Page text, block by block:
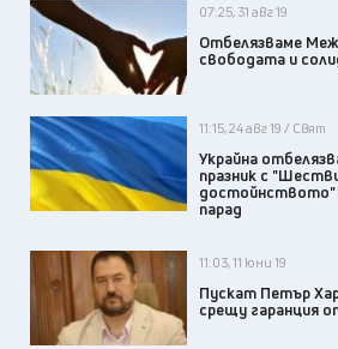
07:25, 31 авг 19
Отбелязваме
свободата и
11:15, 24 авг 19 / Свят
Украйна
празник с
достойнството"
парад
11:03, 11 юни 19
Пускат Петър
срещу гаранция